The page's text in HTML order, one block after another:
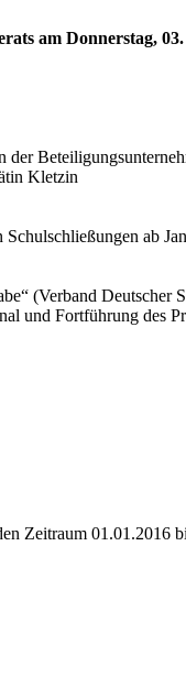
am Donnerstag,
der
Kletzin
ab
(Verband Deutscher
und Fortführung des
Zeitraum 01.01.2016